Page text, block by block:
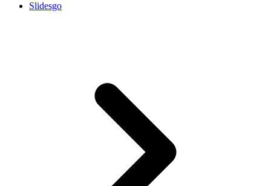
Slidesgo